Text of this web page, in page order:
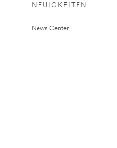
NEUIGKEITEN
News Center